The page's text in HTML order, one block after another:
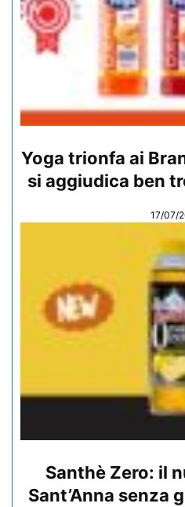
Yoga trionfa ai
si aggiudica ben
17/07/
Santhè Zero: il
Sant’Anna senza